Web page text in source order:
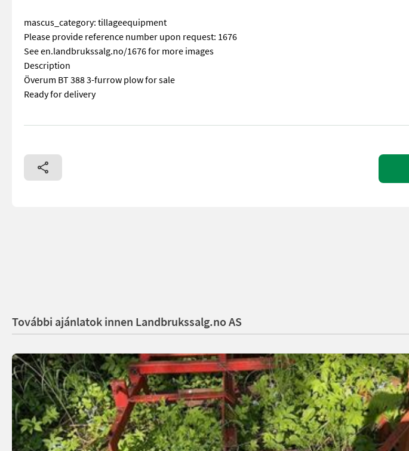
mascus_category: tillageequipment
Please provide reference number upon request: 1676
See en.landbrukssalg.no/1676 for more images
Description
Överum BT 388 3-furrow plow for sale
Ready for delivery
== Mer informasjon (NO) == mascus_category: tillageequipment Please provide reference
További ajánlatok innen Landbrukssalg.no AS